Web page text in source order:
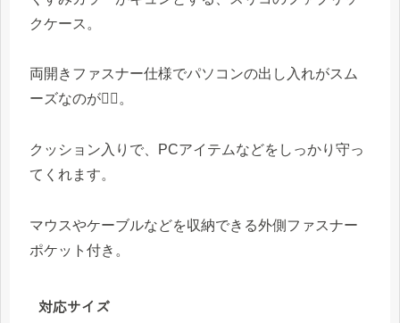
クケース。
両開きファスナー仕様でパソコンの出し入れがスム
ーズなのが🙆‍♀️。
クッション入りで、PCアイテムなどをしっかり守っ
てくれます。
マウスやケーブルなどを収納できる外側ファスナー
ポケット付き。
対応サイズ